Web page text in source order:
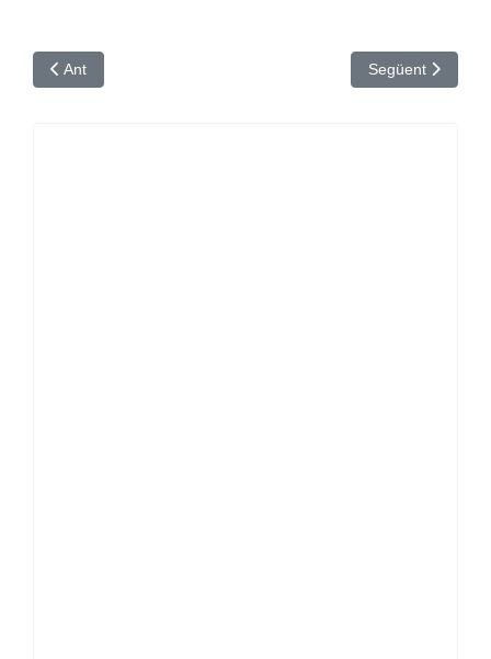
Article anterior: Mor l'home de 78 anys que va quedar ferit
Ant Article següent:
Següent